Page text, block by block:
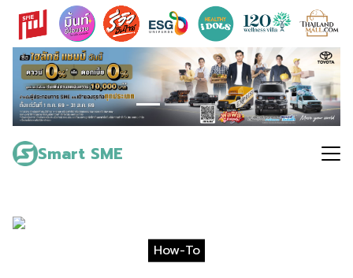
Skip
content
Smart SME
Search
for:
How-To